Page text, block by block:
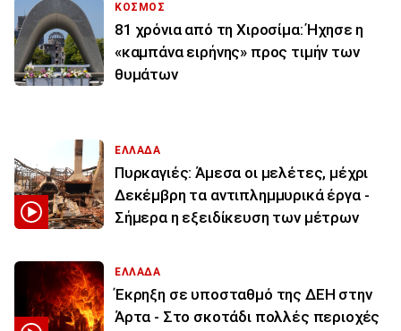
ΚΟΣΜΟΣ
81 χρόνια από τη Χιροσίμα: Ήχησε η
«καμπάνα ειρήνης» προς τιμήν των
θυμάτων
ΕΛΛΑΔΑ
Πυρκαγιές: Άμεσα οι μελέτες, μέχρι
Δεκέμβρη τα αντιπλημμυρικά έργα -
Σήμερα η εξειδίκευση των μέτρων
ΕΛΛΑΔΑ
Έκρηξη σε υποσταθμό της ΔΕΗ στην
Άρτα - Στο σκοτάδι πολλές περιοχές